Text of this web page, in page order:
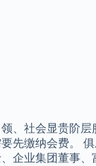
、社会显贵阶
先缴纳会费。
企业集团董事